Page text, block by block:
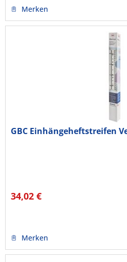
Merken
GBC Einhängeheftstreifen
34,02 €
Merken